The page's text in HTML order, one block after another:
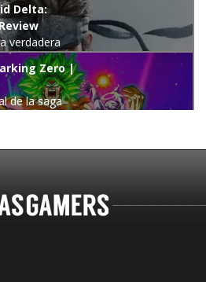
Delta:
verdadera
Zero |
de la saga